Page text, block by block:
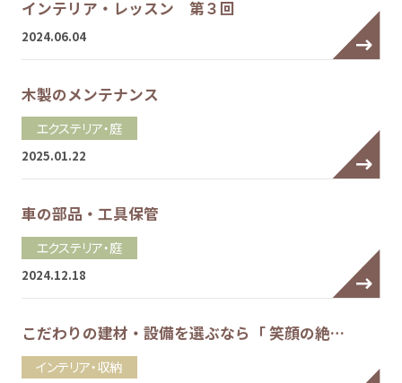
インテリア・レッスン 第３回
2024.06.04
木製のメンテナンス
エクステリア・庭
2025.01.22
車の部品・工具保管
エクステリア・庭
2024.12.18
こだわりの建材・設備を選ぶなら「 笑顔の絶…
インテリア・収納